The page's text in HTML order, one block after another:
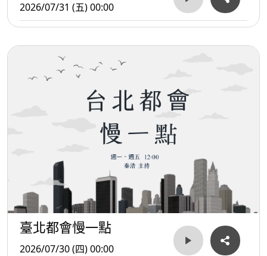
2026/07/31 (五) 00:00
臺北都會慢一點
2026/07/30 (四) 00:00